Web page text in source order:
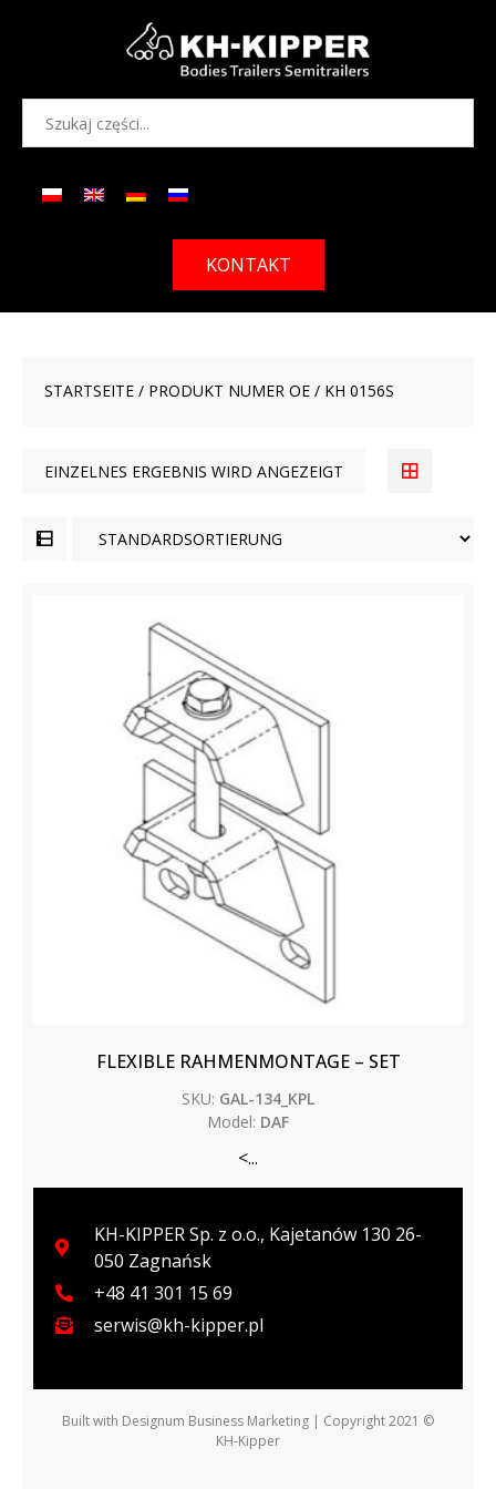
KONTAKT
STARTSEITE / PRODUKT NUMER OE / KH 0156S
EINZELNES ERGEBNIS WIRD ANGEZEIGT
FLEXIBLE RAHMENMONTAGE – SET
SKU: GAL-134_KPL
Model: DAF
<...
KH-KIPPER Sp. z o.o., Kajetanów 130 26-
050 Zagnańsk
+48 41 301 15 69
serwis@kh-kipper.pl
Built with Designum Business Marketing | Copyright 2021 ©
KH-Kipper